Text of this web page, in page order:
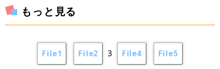
もっと見る
File1 File2 3 File4 File5